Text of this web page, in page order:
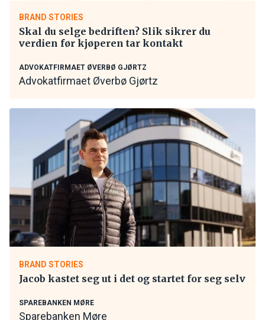
BRAND STORIES
Skal du selge bedriften? Slik sikrer du
verdien før kjøperen tar kontakt
ADVOKATFIRMAET ØVERBØ GJØRTZ
Advokatfirmaet Øverbø Gjørtz
BRAND STORIES
Jacob kastet seg ut i det og startet for seg selv
SPAREBANKEN MØRE
Sparebanken Møre